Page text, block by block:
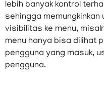
lebih banyak kontrol
sehingga memungkinkan
visibilitas ke menu,
menu hanya bisa dilihat
pengguna yang masuk,
pengguna.